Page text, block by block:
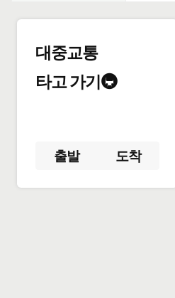
대중교통
타고 가기🚇
출발 도착